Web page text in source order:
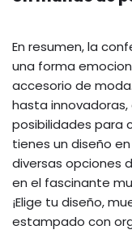
En resumen, la
una forma
accesorio de
hasta
posibilidades para
tienes un diseño
diversas opciones
en el fascinante
¡Elige tu diseño,
estampado con